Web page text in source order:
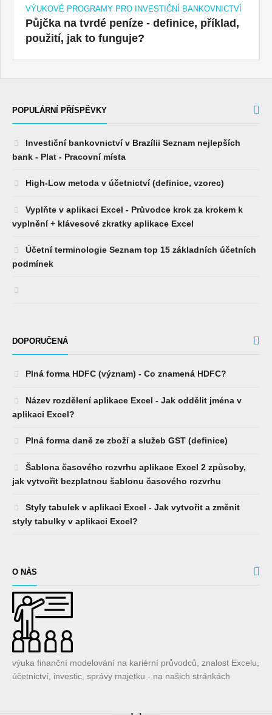
VÝUKOVÉ PROGRAMY PRO INVESTIČNÍ BANKOVNICTVÍ
Půjčka na tvrdé peníze - definice, příklad,
použití, jak to funguje?
POPULÁRNÍ PŘÍSPĚVKY
Investiční bankovnictví v Brazílii Seznam nejlepších
bank - Plat - Pracovní místa
High-Low metoda v účetnictví (definice, vzorec)
Vyplňte v aplikaci Excel - Průvodce krok za krokem k
vyplnění + klávesové zkratky aplikace Excel
Účetní terminologie Seznam top 15 základních účetních
podmínek
DOPORUČENÁ
Plná forma HDFC (význam) - Co znamená HDFC?
Název rozdělení aplikace Excel - Jak oddělit jména v
aplikaci Excel?
Plná forma daně ze zboží a služeb GST (definice)
Šablona časového rozvrhu aplikace Excel 2 způsoby,
jak vytvořit bezplatnou šablonu časového rozvrhu
Styly tabulek v aplikaci Excel - Jak vytvořit a změnit
styly tabulky v aplikaci Excel?
O NÁS
výuka finanční modelování na kariérní průvodců, znalost Excelu,
účetnictví, investic, správy majetku - na našich stránkách